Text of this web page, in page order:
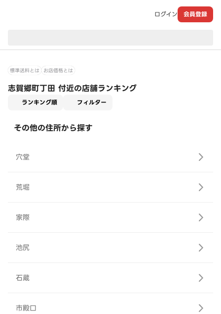
ログイン 会員登録
標準送料とは お店価格とは
志賀郷町丁田 付近の店舗ランキング
ランキング順 フィルター
その他の住所から探す
穴堂
荒堀
家際
池尻
石蔵
市殿口